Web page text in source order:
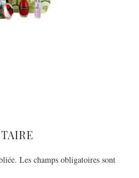
Les champs obligatoires sont